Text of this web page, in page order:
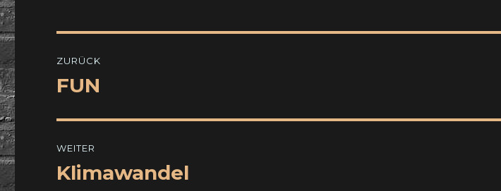
ZURÜCK
Vorheriger
FUN
WEITER
Nächster
Klimawandel